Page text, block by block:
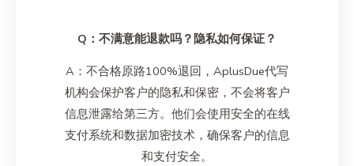
Q：不满意能退款吗？隐私如何保证？
A：不合格原路100%退回，AplusDue代写
机构会保护客户的隐私和保密，不会将客户
信息泄露给第三方。他们会使用安全的在线
支付系统和数据加密技术，确保客户的信息
和支付安全。